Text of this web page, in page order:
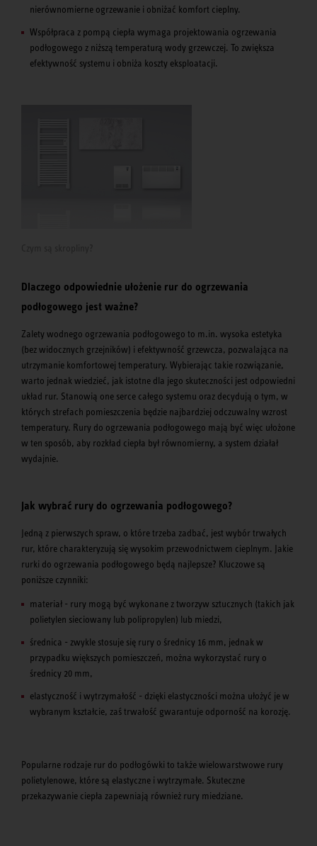
nierównomierne ogrzewanie i obniżać komfort cieplny.
Współpraca z pompą ciepła wymaga projektowania ogrzewania
podłogowego z niższą temperaturą wody grzewczej. To zwiększa
efektywność systemu i obniża koszty eksploatacji.
Dlaczego odpowiednie ułożenie rur do ogrzewania
podłogowego jest ważne?
Zalety wodnego ogrzewania podłogowego to m.in. wysoka estetyka
(bez widocznych grzejników) i efektywność grzewcza, pozwalająca na
utrzymanie komfortowej temperatury. Wybierając takie rozwiązanie,
warto jednak wiedzieć, jak istotne dla jego skuteczności jest odpowiedni
układ rur. Stanowią one serce całego systemu oraz decydują o tym, w
których strefach pomieszczenia będzie najbardziej odczuwalny wzrost
temperatury. Rury do ogrzewania podłogowego mają być więc ułożone
w ten sposób, aby rozkład ciepła był równomierny, a system działał
wydajnie.
Jak wybrać rury do ogrzewania podłogowego?
Jedną z pierwszych spraw, o które trzeba zadbać, jest wybór trwałych
rur, które charakteryzują się wysokim przewodnictwem cieplnym. Jakie
rurki do ogrzewania podłogowego będą najlepsze? Kluczowe są
poniższe czynniki:
materiał - rury mogą być wykonane z tworzyw sztucznych (takich jak
polietylen sieciowany lub polipropylen) lub miedzi,
średnica - zwykle stosuje się rury o średnicy 16 mm, jednak w
przypadku większych pomieszczeń, można wykorzystać rury o
średnicy 20 mm,
elastyczność i wytrzymałość - dzięki elastyczności można ułożyć je w
wybranym kształcie, zaś trwałość gwarantuje odporność na korozję.
Popularne rodzaje rur do podłogówki to także wielowarstwowe rury
polietylenowe, które są elastyczne i wytrzymałe. Skuteczne
przekazywanie ciepła zapewniają również rury miedziane.